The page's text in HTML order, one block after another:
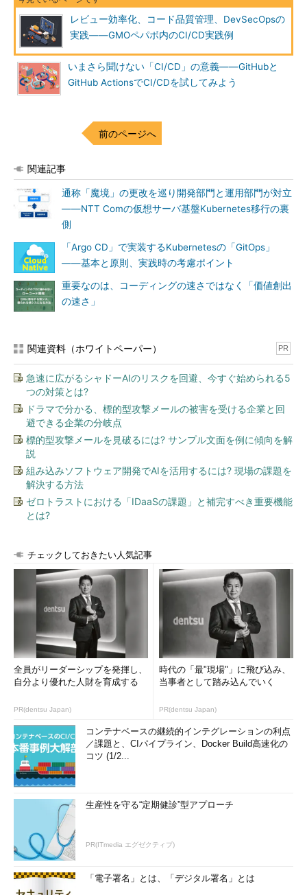
レビュー効率化、コード品質管理、DevSecOpsの
実践――GMOペパボ内のCI/CD実践例
いまさら聞けない「CI/CD」の意義――GitHubと
GitHub ActionsでCI/CDを試してみよう
前のページへ
関連記事
通称「魔境」の更改を巡り開発部門と運用部門が対立
――NTT Comの仮想サーバ基盤Kubernetes移行の裏
側
「Argo CD」で実装するKubernetesの「GitOps」
――基本と原則、実践時の考慮ポイント
重要なのは、コーディングの速さではなく「価値創出
の速さ」
関連資料（ホワイトペーパー） PR
急速に広がるシャドーAIのリスクを回避、今すぐ始められる5
つの対策とは?
ドラマで分かる、標的型攻撃メールの被害を受ける企業と回
避できる企業の分岐点
標的型攻撃メールを見破るには? サンプル文面を例に傾向を解
説
組み込みソフトウェア開発でAIを活用するには? 現場の課題を
解決する方法
ゼロトラストにおける「IDaaSの課題」と補完すべき重要機能
とは?
チェックしておきたい人気記事
全員がリーダーシップを発揮し、
自分より優れた人財を育成する
PR(dentsu Japan)
時代の「最"現場"」に飛び込み、
当事者として踏み込んでいく
PR(dentsu Japan)
コンテナベースの継続的インテグレーションの利点
／課題と、CIパイプライン、Docker Build高速化の
コツ (1/2...
生産性を守る“定期健診”型アプローチ
PR(ITmedia エグゼクティブ)
「電子署名」とは、「デジタル署名」とは